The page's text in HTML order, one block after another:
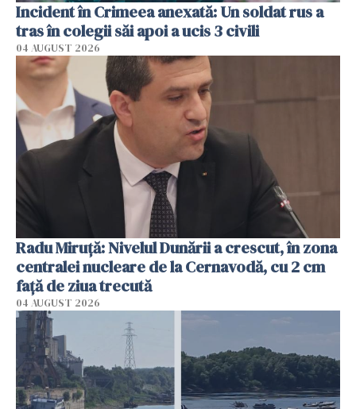
Incident în Crimeea anexată: Un soldat rus a
tras în colegii săi apoi a ucis 3 civili
04 AUGUST 2026
Radu Miruţă: Nivelul Dunării a crescut, în zona
centralei nucleare de la Cernavodă, cu 2 cm
faţă de ziua trecută
04 AUGUST 2026